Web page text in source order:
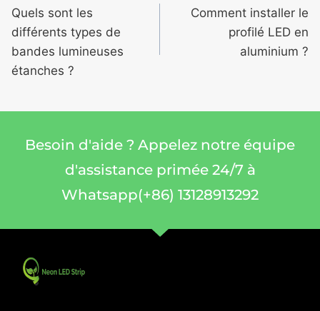
Quels sont les
différents types de
bandes lumineuses
étanches ?
Comment installer le
profilé LED en
aluminium ?
Besoin d'aide ? Appelez notre équipe
d'assistance primée 24/7 à
Whatsapp(+86) 13128913292